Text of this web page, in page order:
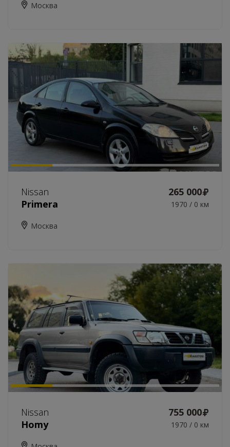
Москва
Nissan
265 000
Primera
1970 / 0 км
Москва
Nissan
755 000
Homy
1970 / 0 км